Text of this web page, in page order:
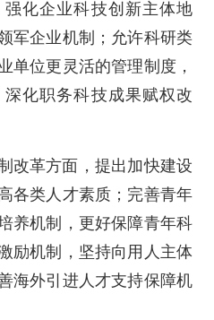
化企业科技创新主体地
军企业机制；允许科研类
单位更灵活的管理制度，
化职务科技成果赋权改
改革方面，提出加快建设
各类人才素质；完善青年
养机制，更好保障青年科
励机制，坚持向用人主体
海外引进人才支持保障机